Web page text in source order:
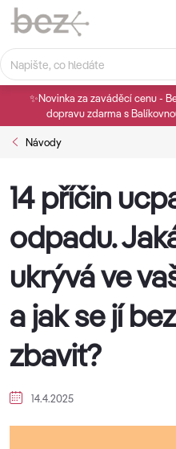
Přejít
obsah
✨Novinka za zaváděcí cenu -
dopravu zdarma s
Návody
14 příčin
odpadu.
ukrývá ve
a jak se jí
zbavit?
14.4.2025